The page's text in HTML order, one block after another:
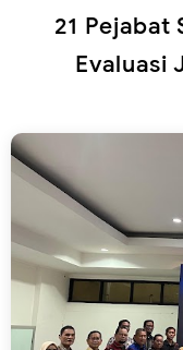
21
Evaluasi